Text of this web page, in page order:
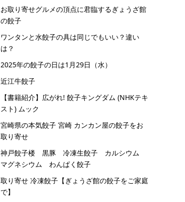
お取り寄せグルメの頂点に君臨するぎょうざ館
の餃子
ワンタンと水餃子の具は同じでもいい？違い
は？
2025年の餃子の日は1月29日（水）
近江牛餃子
【書籍紹介】広がれ! 餃子キングダム (NHKテキ
スト) ムック
宮崎県の本気餃子 宮崎 カンカン屋の餃子をお
取り寄せ
神戸餃子楼 黒豚 冷凍生餃子 カルシウム
マグネシウム わんぱく餃子
取り寄せ 冷凍餃子【ぎょうざ館の餃子をご家庭
で】